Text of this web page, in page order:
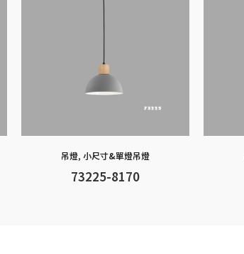
吊燈, 小尺寸&單燈吊燈
73225-8170